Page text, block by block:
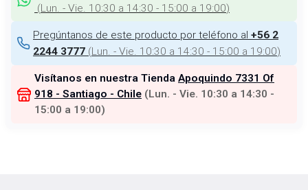
(Lun. - Vie. 10:30 a 14:30 - 15:00 a 19:00)
Pregúntanos de este producto por teléfono al +56 2
2244 3777 (Lun. - Vie. 10:30 a 14:30 - 15:00 a 19:00)
Visítanos en nuestra Tienda Apoquindo 7331 Of
918 - Santiago - Chile (Lun. - Vie. 10:30 a 14:30 -
15:00 a 19:00)